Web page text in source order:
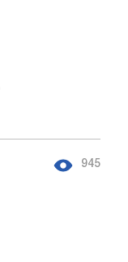
945